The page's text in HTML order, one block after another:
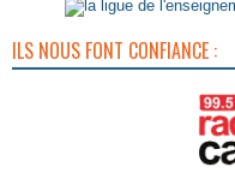
ILS NOUS FONT CONFIANCE :